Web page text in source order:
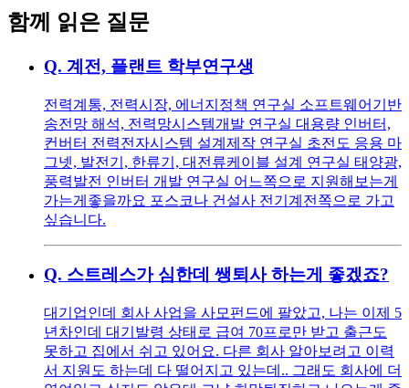
함께 읽은 질문
Q. 계전, 플랜트 학부연구생
전력계통, 전력시장, 에너지정책 연구실 소프트웨어기반
송전망 해석, 전력망시스템개발 연구실 대용량 인버터,
컨버터 전력전자시스템 설계제작 연구실 초전도 응용 마
그넷, 발전기, 한류기, 대전류케이블 설계 연구실 태양광,
풍력발전 인버터 개발 연구실 어느쪽으로 지원해보는게
가는게좋을까요 포스코나 건설사 전기계전쪽으로 가고
싶습니다.
Q. 스트레스가 심한데 쌩퇴사 하는게 좋겠죠?
대기업인데 회사 사업을 사모펀드에 팔았고, 나는 이제 5
년차인데 대기발령 상태로 급여 70프로만 받고 출근도
못하고 집에서 쉬고 있어요. 다른 회사 알아보려고 이력
서 지원도 하는데 다 떨어지고 있는데.. 그래도 회사에 더